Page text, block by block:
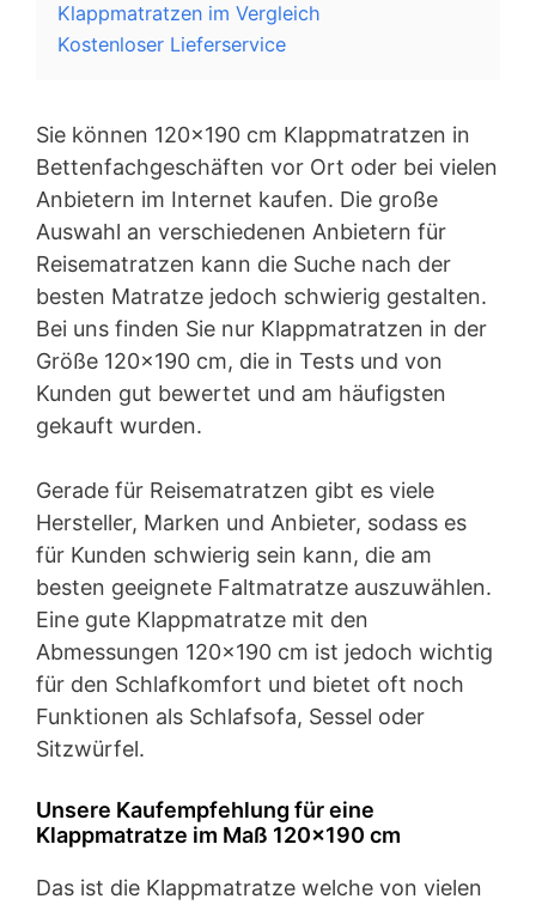
Klappmatratzen im Vergleich
Kostenloser Lieferservice
Sie können 120×190 cm Klappmatratzen in
Bettenfachgeschäften vor Ort oder bei vielen
Anbietern im Internet kaufen. Die große
Auswahl an verschiedenen Anbietern für
Reisematratzen kann die Suche nach der
besten Matratze jedoch schwierig gestalten.
Bei uns finden Sie nur Klappmatratzen in der
Größe 120×190 cm, die in Tests und von
Kunden gut bewertet und am häufigsten
gekauft wurden.
Gerade für Reisematratzen gibt es viele
Hersteller, Marken und Anbieter, sodass es
für Kunden schwierig sein kann, die am
besten geeignete Faltmatratze auszuwählen.
Eine gute Klappmatratze mit den
Abmessungen 120×190 cm ist jedoch wichtig
für den Schlafkomfort und bietet oft noch
Funktionen als Schlafsofa, Sessel oder
Sitzwürfel.
Unsere Kaufempfehlung für eine
Klappmatratze im Maß 120×190 cm
Das ist die Klappmatratze welche von vielen